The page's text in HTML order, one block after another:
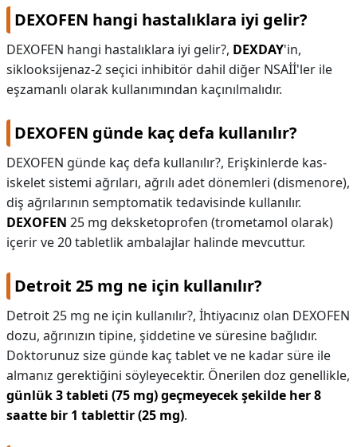
DEXOFEN hangi hastalıklara iyi gelir?
DEXOFEN hangi hastalıklara iyi gelir?, DEXDAY'in,
siklooksijenaz-2 seçici inhibitör dahil diğer NSAİİ'ler ile
eşzamanlı olarak kullanımından kaçınılmalıdır.
DEXOFEN günde kaç defa kullanılır?
DEXOFEN günde kaç defa kullanılır?, Erişkinlerde kas-
iskelet sistemi ağrıları, ağrılı adet dönemleri (dismenore),
diş ağrılarının semptomatik tedavisinde kullanılır.
DEXOFEN 25 mg deksketoprofen (trometamol olarak)
içerir ve 20 tabletlik ambalajlar halinde mevcuttur.
Detroit 25 mg ne için kullanılır?
Detroit 25 mg ne için kullanılır?, İhtiyacınız olan DEXOFEN
dozu, ağrınızın tipine, şiddetine ve süresine bağlıdır.
Doktorunuz size günde kaç tablet ve ne kadar süre ile
almanız gerektiğini söyleyecektir. Önerilen doz genellikle,
günlük 3 tableti (75 mg) geçmeyecek şekilde her 8
saatte bir 1 tablettir (25 mg).